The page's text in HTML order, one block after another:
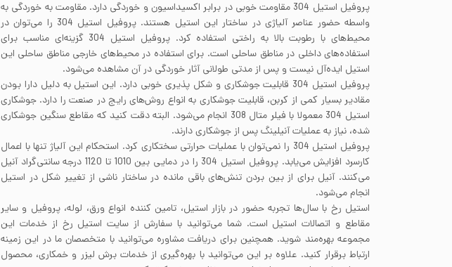
پروفیل استیل 304 مقاومت خوبی در برابر اکسیداسیون و خوردگی دارد. مقاومت به خوردگی به
واسطه حضور عناصر آلیاژی در ساختار این استیل هستند. پروفیل استیل 304 را می‌توان در
محیط‌های با رطوبت بالا به راختی استفاده کرد. پروفیل استیل 304 گزینه‌ای مناسب برای
استفاده‌های داخلی در مناطق ساحلی است. برای استفاده در محیط‌های خارجی مناطق ساحلی این
استیل ایده‌آل نیست و پس از مدتی طولانی آثار خوردگی در آن مشاهده می‌شود.
پروفیل استیل 304 قابلیت جوشکاری و شکل پذیری خوبی دارد. این استیل به دلیل دارا بودن
مقادیر بسیار کمی از کربن، قابلیت جوشکاری به انواع روش‌های رایج در صنعت را دارد. جوشکاری
استیل 304 معمولا با فیلر متال 308 انجام می‌شود. البته دقت کنید که مقاطع سنگین جوشکاری
شده، نیاز به عملیات آنیلینگ پس از جوشکاری دارند.
پروفیل استیل 304 را نمی‌توان با عملیات حرارتی سختکاری کرد. استحکام این آلیاژ تنها با اعمال
کارسرد افزایش می‌یابد. پروفیل استیل 304 را در دمایی بین 1010 تا 1120 درجه سانتی‌گراد آنیل
می‌کنند. آنیل برای از بین بردن تنش‌های باقی مانده در ساختار ناشی از تغییر شکل در استیل
انجام می‌شود.
استیل رخ با سال‌ها تجربه حضور در بازار استیل، تامین کننده انواع ورق، لوله، پروفیل و سایر
مقاطع و اتصالات استیل است. شما می‌توانید با سفارش از سایت استیل رخ از خدمات این
مجموعه بهره‌مند شوید. همچنین برای دریافت مشاوره می‌توانید با متخصصان ما در این زمینه
ارتباط برقرار کنید. علاوه بر این می‌توانید با بهره‌گیری از خدمات برش لیزر و خمکاری، محصول